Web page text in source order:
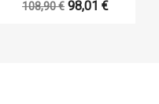
108,90 €98,01 €